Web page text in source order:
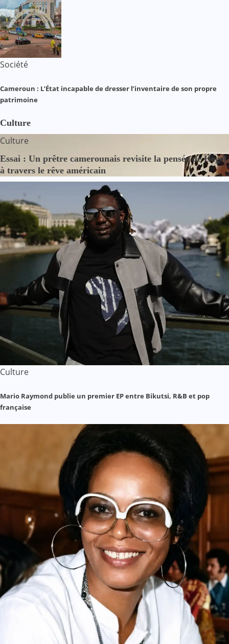
Société
Cameroun : L’État incapable de dresser l’inventaire de son propre
patrimoine
Culture
Culture
Essai : Un prêtre camerounais revisite la pensée de Hegel
à travers le rêve américain
Culture
Mario Raymond publie un premier EP entre Bikutsi, R&B et pop
française